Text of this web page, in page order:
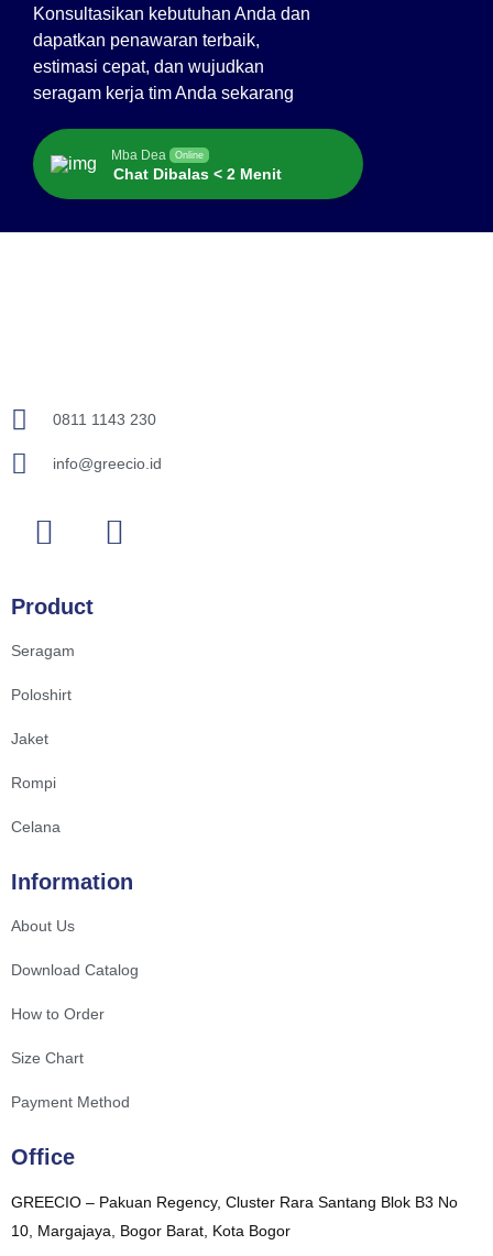
Konsultasikan kebutuhan Anda dan
dapatkan penawaran terbaik,
estimasi cepat, dan wujudkan
seragam kerja tim Anda sekarang
Mba Dea Online
Chat Dibalas < 2 Menit
0811 1143 230
info@greecio.id
Product
Seragam
Poloshirt
Jaket
Rompi
Celana
Information
About Us
Download Catalog
How to Order
Size Chart
Payment Method
Office
GREECIO – Pakuan Regency, Cluster Rara Santang Blok B3 No
10, Margajaya, Bogor Barat, Kota Bogor